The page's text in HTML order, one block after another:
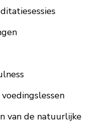
van de natuurlijke